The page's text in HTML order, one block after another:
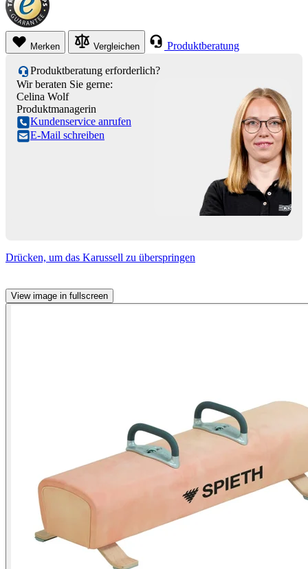
Merken Vergleichen Produktberatung
Produktberatung erforderlich?
Wir beraten Sie gerne:
Celina Wolf
Produktmanagerin
Kundenservice anrufen
E-Mail schreiben
Drücken, um das Karussell zu überspringen
View image in fullscreen